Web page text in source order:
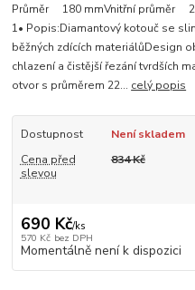
Průměr 180 mmVnitřní průměr
1• Popis:Diamantový kotouč se
běžných zdících materiálůDesign
chlazení a čistější řezání tvrdších
otvor s průměrem 22... celý popis
Dostupnost
Není skladem
Cena před
slevou
834 Kč
690 Kč/ks
570 Kč bez DPH
Momentálně není k dispozici